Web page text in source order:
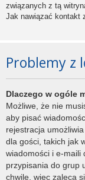
związanych z tą
Jak nawiązać kontakt
Problemy z
Dlaczego w ogóle
Możliwe, że nie
aby pisać
rejestracja
dla gości, takich jak
wiadomości i e-maili
przypisania do grup
chwilę, więc zaleca